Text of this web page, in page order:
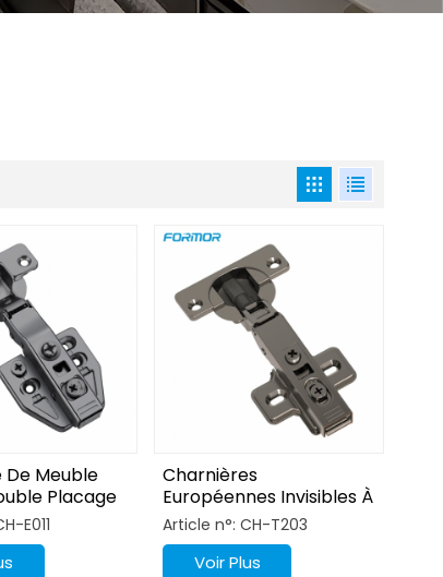
Meuble
Placage
E011
Charnières
Européennes Invisibles À
Fermeture Douce À 105
Degrés, Serrure En
Alliage De Zinc Et Titane
Article n°: CH-T203
Voir Plus